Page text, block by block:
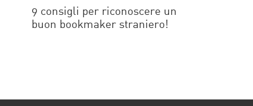
9 consigli per riconoscere un
buon bookmaker straniero!